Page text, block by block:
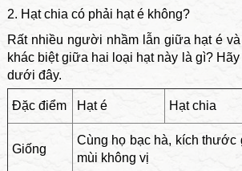
2. Hạt chia có phải hạt é không?
Rất nhiều người nhầm lẫn giữa hạt é
khác biệt giữa hai loại hạt này là gì?
dưới đây.
Đặc điểm Hạt é Hạt chia
Giống
Cùng họ bạc hà, kích thước
mùi không vị